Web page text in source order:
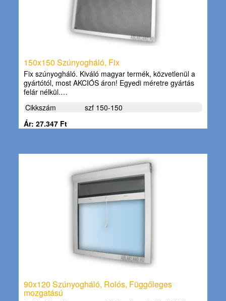
150x150 Szúnyogháló, Fix
Fix szúnyogháló. Kiváló magyar termék, közvetlenül a
gyártótól, most AKCIÓS áron! Egyedi méretre gyártás
felár nélkül.…
Cikkszám
szf 150-150
Ár: 27.347 Ft
90x120 Szúnyogháló, Rolós, Függőleges
mozgatású